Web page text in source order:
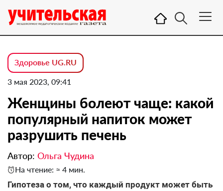
Здоровье UG.RU
3 мая 2023, 09:41
Женщины болеют чаще: какой
популярный напиток может
разрушить печень
Автор: Ольга Чудина
На чтение: ≈ 4 мин.
Гипотеза о том, что каждый продукт может быть